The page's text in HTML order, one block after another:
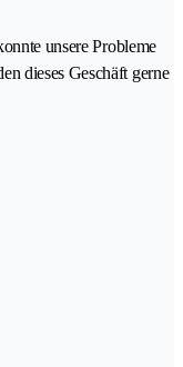
unsere Probleme
dieses Geschäft gerne